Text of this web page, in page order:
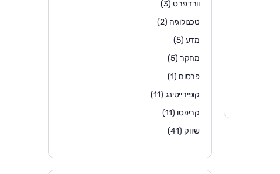
וורדפרס (3)
טכנולוגיה (2)
מדע (5)
מחקר (5)
פרסום (1)
קופירייטינג(11)
קריפטו (11)
שיווק (41)